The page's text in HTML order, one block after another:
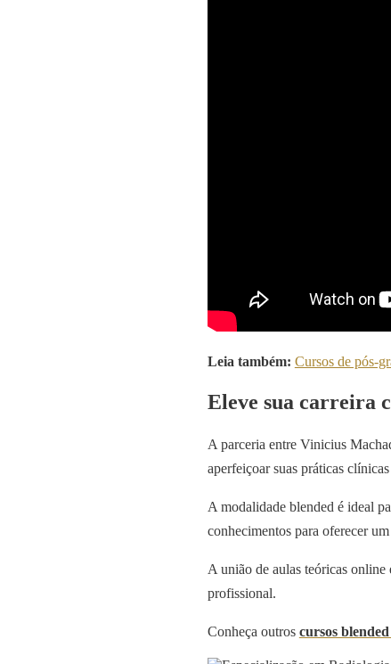
Leia também: Cursos de pós-
Eleve sua carreira
A parceria entre Vinicius
aperfeiçoar suas práticas
A modalidade blended é ideal
conhecimentos para oferecer
A união de aulas teóricas
profissional.
Conheça outros cursos